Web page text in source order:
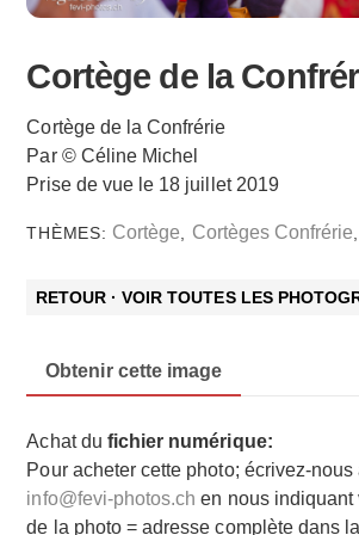
Cortège de la
Cortège de la Confrérie
Par © Céline Michel
Prise de vue le 18 juillet 2019
THÈMES: Cortège Cortèges Confrérie
RETOUR · VOIR TOUTES LES
Obtenir cette image
Achat du fichier numérique:
Pour acheter cette photo; écrivez-nous
info@fevi-photos.ch en nous indiquant
de la photo = adresse complète dans